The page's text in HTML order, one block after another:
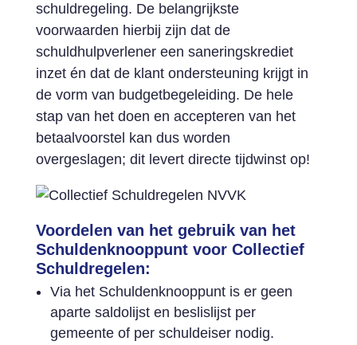
schuldregeling. De belangrijkste
voorwaarden hierbij zijn dat de
schuldhulpverlener een saneringskrediet
inzet én dat de klant ondersteuning krijgt in
de vorm van budgetbegeleiding. De hele
stap van het doen en accepteren van het
betaalvoorstel kan dus worden
overgeslagen; dit levert directe tijdwinst op!
Voordelen van het gebruik van het
Schuldenknooppunt voor Collectief
Schuldregelen:
Via het Schuldenknooppunt is er geen
aparte saldolijst en beslislijst per
gemeente of per schuldeiser nodig.